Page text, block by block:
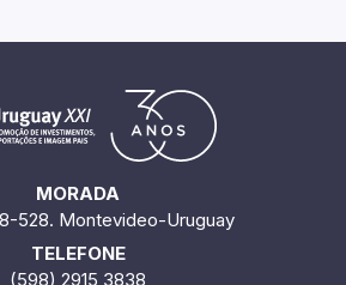
MORADA
528. Montevideo-Uruguay
TELEFONE
(598) 2915 3838